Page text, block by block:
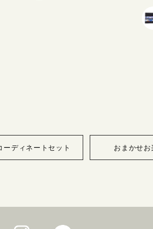
ーディネートセット おまかせ